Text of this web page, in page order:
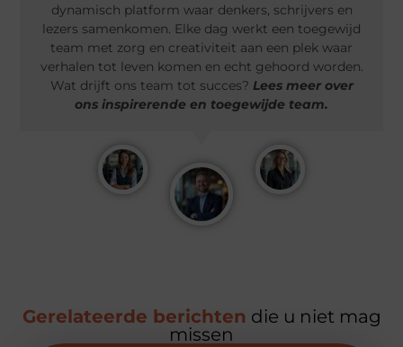
dynamisch platform waar denkers, schrijvers en
lezers samenkomen. Elke dag werkt een toegewijd
team met zorg en creativiteit aan een plek waar
verhalen tot leven komen en echt gehoord worden.
Wat drijft ons team tot succes? Lees meer over
ons inspirerende en toegewijde team.
Gerelateerde berichten die u niet mag
missen